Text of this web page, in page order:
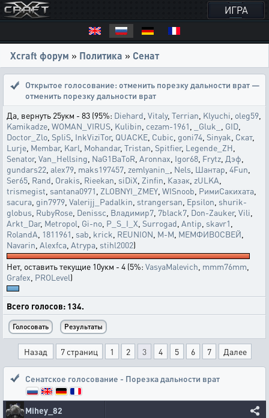
ИГРА
Xcraft форум » Политика » Сенат
Открытое голосование: отменить порезку дальности врат —
отменить порезку дальности врат
Да, вернуть 25укм - 83 (95%: Diehard Vitaly, Terrian Klyuchi oleg59
Kamikadze WOMAN_VIRUS Kulibin cezam-1961 _Gluk_ GID
Doctor_Zlo SpliS InkViziTor, QUACKE Cubic goni74 Sinyak Скат,
Lurje Membar, Karl Mohandar, Tristan Spitfier, Legende_ZH
Senator, Van_Hellsing NaG1BaToR Aronnax Igor68 Frytz Дэф
gundars22 alex79 maks197457 zemlyanin_ Nels Шантар 4Fun
Ser65 Rand Orakis Rieekan siDiX Zinfin Казак zULKA
trismegist santana0971 ZLOBNYI_ZMEY WISnoob РимиСакихата
sacura gin7979 Valerijj_Padalkin strangersan Epsilon shurik-
globus RubyRose Denissc Владимир7 7black7 Don-Zauker, Vili
Arkt_Dar, Metropol Gi-no P_S_I_X Surrogad Antip skavr1
RolandA 1811961 sab krick REUNION M-M МЕМФИВОСВЕЙ
Navarin Alexfca Atrypa stihl2002)
Нет, оставить текущие 10укм - 4 (5%: VasyaMalevich mmm76mm
Grafex PROLevel)
Всего голосов: 134.
Назад 7 страниц 1 2 3 4 5 6 7 Далее
Сенатское голосование - Порезка дальности врат
Mihey_82